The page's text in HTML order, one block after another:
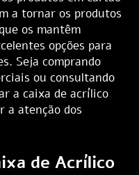
a tornar os produtos
os mantêm
opções para
Seja comprando
ou consultando
a caixa de acrílico
a atenção dos
de Acrílico